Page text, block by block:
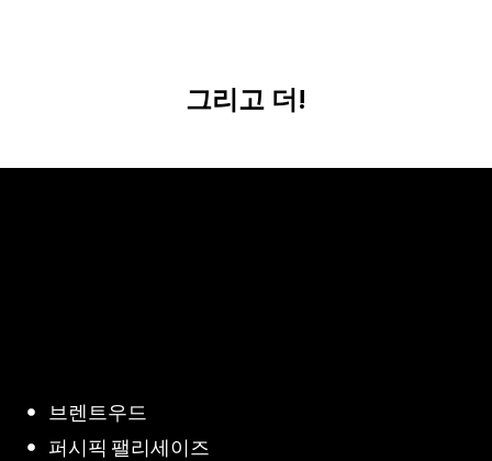
그리고 더!
브렌트우드
퍼시픽 팰리세이즈